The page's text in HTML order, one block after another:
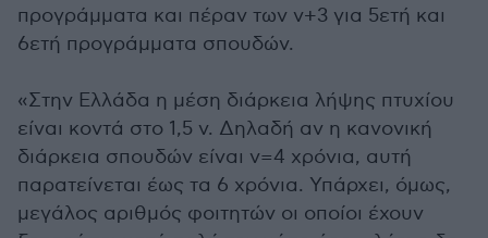
προγράμματα και πέραν των ν+3 για 5ετή και
6ετή προγράμματα σπουδών.
«Στην Ελλάδα η μέση διάρκεια λήψης πτυχίου
είναι κοντά στο 1,5 ν. Δηλαδή αν η κανονική
διάρκεια σπουδών είναι ν=4 χρόνια, αυτή
παρατείνεται έως τα 6 χρόνια. Υπάρχει, όμως,
μεγάλος αριθμός φοιτητών οι οποίοι έχουν